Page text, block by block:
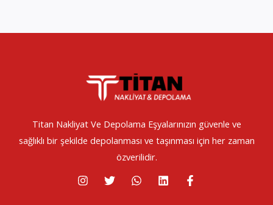
Titan Nakliyat Ve Depolama Eşyalarınızın güvenle ve
sağlıklı bir şekilde depolanması ve taşınması için her zaman
özverilidir.